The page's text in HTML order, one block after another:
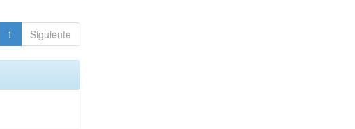
1 Siguiente